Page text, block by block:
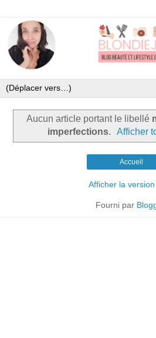
Aucun article portant le libellé
imperfections. Afficher
Accueil
Afficher la
Fourni par